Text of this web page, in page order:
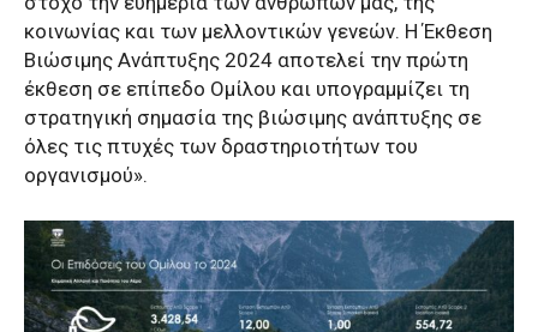
κοινωνίας και των μελλοντικών γενεών. Η Έκθεση
Βιώσιμης Ανάπτυξης 2024 αποτελεί την πρώτη
έκθεση σε επίπεδο Ομίλου και υπογραμμίζει τη
στρατηγική σημασία της βιώσιμης ανάπτυξης σε
όλες τις πτυχές των δραστηριοτήτων του
οργανισμού».